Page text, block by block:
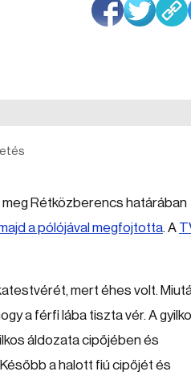
Rétközberencs határában
a pólójával megfojtotta. A
mert éhes volt.
a férfi lába tiszta vér. A
áldozata cipőjében és
a halott fiú cipőjét és